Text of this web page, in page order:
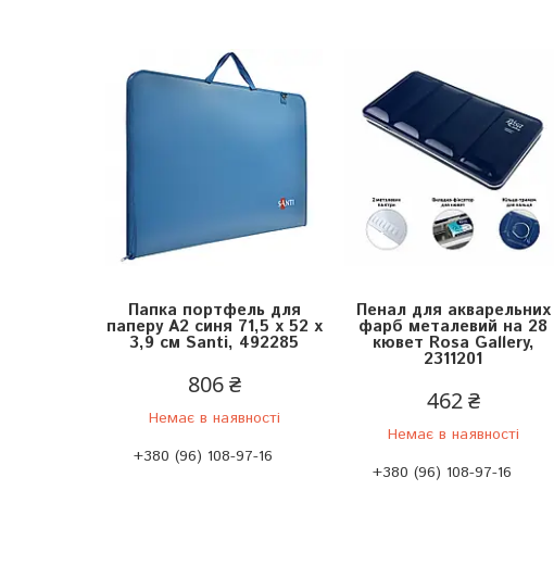
Папка портфель для
паперу А2 синя 71,5 х 52 x
3,9 см Santi, 492285
806 ₴
Немає в наявності
+380 (96) 108-97-16
Пенал для акварельних
фарб металевий на 28
кювет Rosa Gallery,
2311201
462 ₴
Немає в наявності
+380 (96) 108-97-16